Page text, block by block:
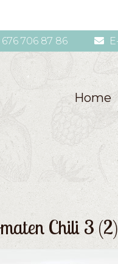
676 706 87 86
Home
Chili 3 (2)